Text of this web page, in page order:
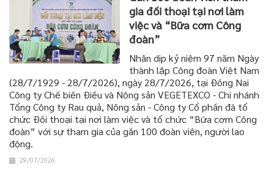
gia đối thoại tại nơi làm
việc và “Bữa cơm Công
đoàn”
Nhân dịp kỷ niệm 97 năm Ngày
thành lập Công đoàn Việt Nam
(28/7/1929 - 28/7/2026), ngày 28/7/2026, tại Đồng Nai
Công ty Chế biến Điều và Nông sản VEGETEXCO - Chi nhánh
Tổng Công ty Rau quả, Nông sản - Công ty Cổ phần đã tổ
chức Đối thoại tại nơi làm việc và tổ chức “Bữa cơm Công
đoàn” với sự tham gia của gần 100 đoàn viên, người lao
động.
29/07/2026